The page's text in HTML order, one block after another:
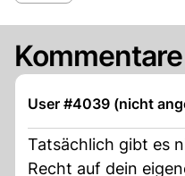
Kommentare
User #4039 (nicht
Tatsächlich gibt es
Recht auf dein